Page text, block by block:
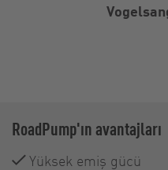
RoadPump'ın avantajları
Yüksek emiş gücü